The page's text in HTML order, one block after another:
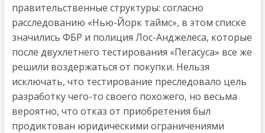
правительственные структуры: согласно
расследованию «Нью-Йорк таймс», в этом списке
значились ФБР и полиция Лос-Анджелеса, которые
после двухлетнего тестирования «Пегасуса» все же
решили воздержаться от покупки. Нельзя
исключать, что тестирование преследовало цель
разработку чего-то своего похожего, но весьма
вероятно, что отказ от приобретения был
продиктован юридическими ограничениями